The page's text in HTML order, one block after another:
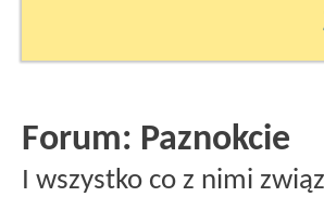
Forum: Paznokcie
I wszystko co z nimi